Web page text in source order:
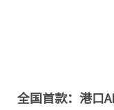
全国首款：港口